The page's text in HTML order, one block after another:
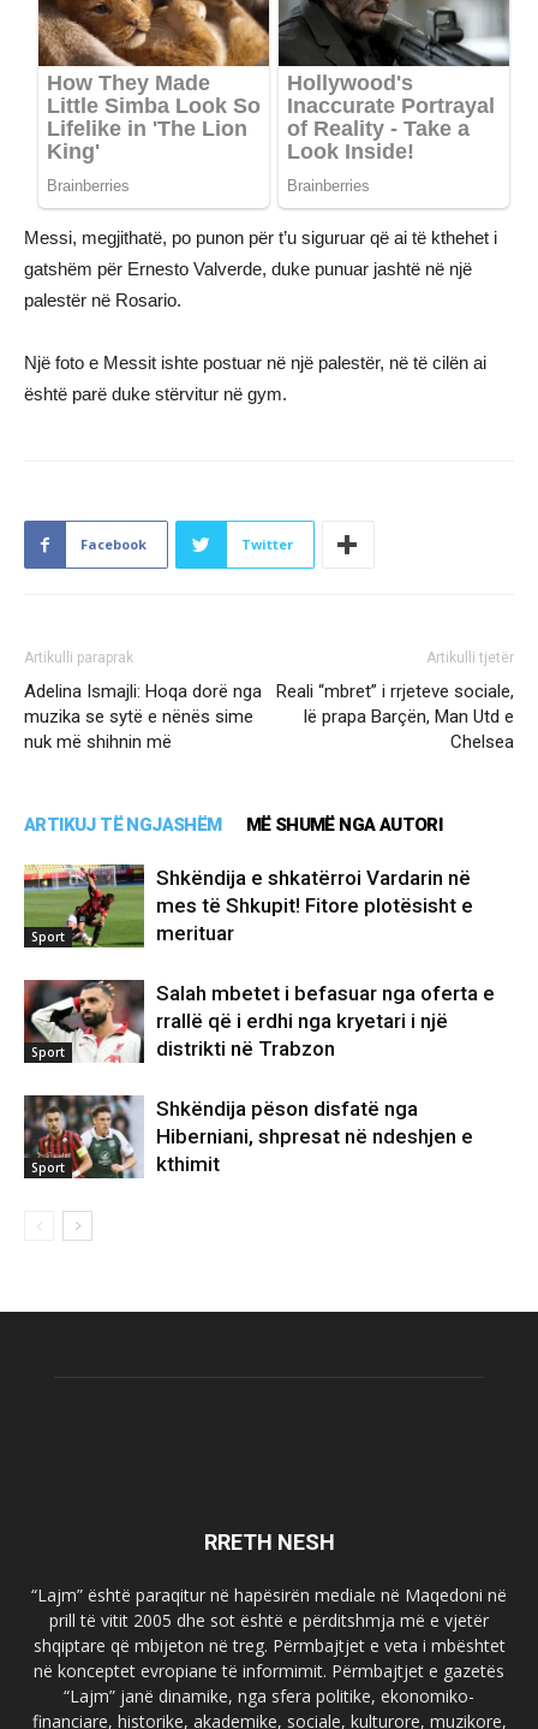
Messi, megjithatë, po punon për t’u siguruar që ai të kthehet i
gatshëm për Ernesto Valverde, duke punuar jashtë në një
palestër në Rosario.
Një foto e Messit ishte postuar në një palestër, në të cilën ai
është parë duke stërvitur në gym.
Facebook Twitter
Artikulli paraprak
Adelina Ismajli: Hoqa dorë nga
muzika se sytë e nënës sime
nuk më shihnin më
Artikulli tjetër
Reali “mbret” i rrjeteve sociale,
lë prapa Barçën, Man Utd e
Chelsea
ARTIKUJ TË NGJASHËM MË SHUMË NGA AUTORI
Sport
Shkëndija e shkatërroi Vardarin në
mes të Shkupit! Fitore plotësisht e
merituar
Sport
Salah mbetet i befasuar nga oferta e
rrallë që i erdhi nga kryetari i një
distrikti në Trabzon
Sport
Shkëndija pëson disfatë nga
Hiberniani, shpresat në ndeshjen e
kthimit
RRETH NESH
“Lajm” është paraqitur në hapësirën mediale në Maqedoni në
prill të vitit 2005 dhe sot është e përditshmja më e vjetër
shqiptare që mbijeton në treg. Përmbajtjet e veta i mbështet
në konceptet evropiane të informimit. Përmbajtjet e gazetës
“Lajm” janë dinamike, nga sfera politike, ekonomiko-
financiare, historike, akademike, sociale, kulturore, muzikore,